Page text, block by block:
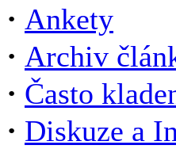
· Ankety
· Archiv
· Často
· Diskuze a